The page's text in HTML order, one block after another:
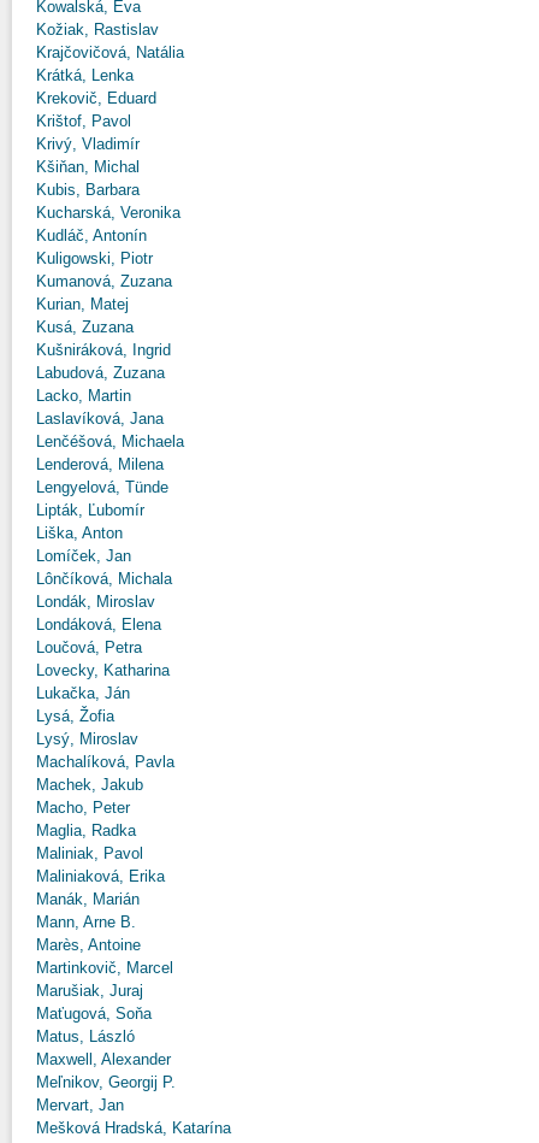
Kowalská, Eva
Kožiak, Rastislav
Krajčovičová, Natália
Krátká, Lenka
Krekovič, Eduard
Krištof, Pavol
Krivý, Vladimír
Kšiňan, Michal
Kubis, Barbara
Kucharská, Veronika
Kudláč, Antonín
Kuligowski, Piotr
Kumanová, Zuzana
Kurian, Matej
Kusá, Zuzana
Kušniráková, Ingrid
Labudová, Zuzana
Lacko, Martin
Laslavíková, Jana
Lenčéšová, Michaela
Lenderová, Milena
Lengyelová, Tünde
Lipták, Ľubomír
Liška, Anton
Lomíček, Jan
Lônčíková, Michala
Londák, Miroslav
Londáková, Elena
Loučová, Petra
Lovecky, Katharina
Lukačka, Ján
Lysá, Žofia
Lysý, Miroslav
Machalíková, Pavla
Machek, Jakub
Macho, Peter
Maglia, Radka
Maliniak, Pavol
Maliniaková, Erika
Manák, Marián
Mann, Arne B.
Marès, Antoine
Martinkovič, Marcel
Marušiak, Juraj
Maťugová, Soňa
Matus, László
Maxwell, Alexander
Meľnikov, Georgij P.
Mervart, Jan
Mešková Hradská, Katarína